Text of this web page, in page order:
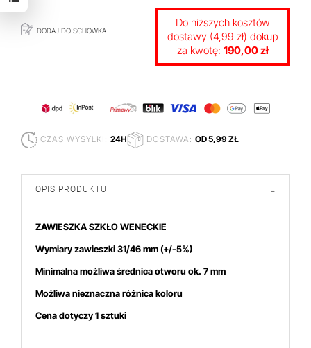
DODAJ DO SCHOWKA
Do niższych kosztów
dostawy (4,99 zł) dokup
za kwotę: 190,00 zł
CZAS WYSYŁKI: 24H DOSTAWA: OD 5,99 ZŁ
OPIS PRODUKTU -
ZAWIESZKA SZKŁO WENECKIE
Wymiary zawieszki 31/46 mm(+/-5%)
Minimalna możliwa średnica otworu ok. 7 mm
Możliwa nieznaczna różnica koloru
Cena dotyczy 1 sztuki